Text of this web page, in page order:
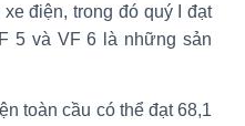
điện, trong đó quý I đạt
5 và VF 6 là những sản
toàn cầu có thể đạt 68,1